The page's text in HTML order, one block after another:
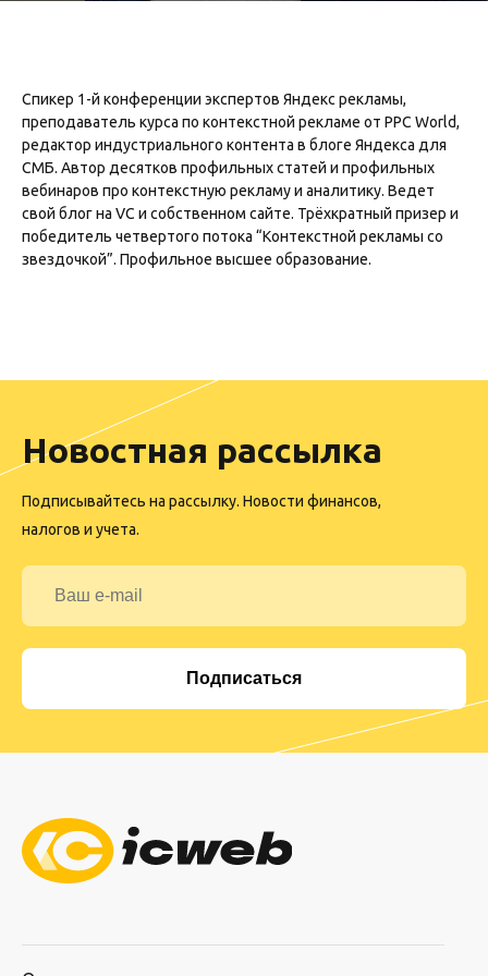
Спикер 1-й конференции экспертов Яндекс рекламы,
преподаватель курса по контекстной рекламе от PPC World,
редактор индустриального контента в блоге Яндекса для
СМБ. Автор десятков профильных статей и профильных
вебинаров про контекстную рекламу и аналитику. Ведет
свой блог на VC и собственном сайте. Трёхкратный призер и
победитель четвертого потока “Контекстной рекламы со
звездочкой”. Профильное высшее образование.
Новостная рассылка
Подписывайтесь на рассылку. Новости финансов,
налогов и учета.